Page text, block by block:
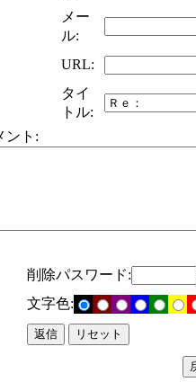
メー
ル:
URL:
タイ
トル:
ント:
削除パスワード:
文字色: